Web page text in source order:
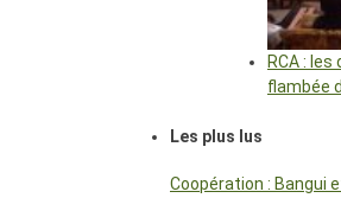
RCA :
flambée
Les plus lus
Coopération : Bangui